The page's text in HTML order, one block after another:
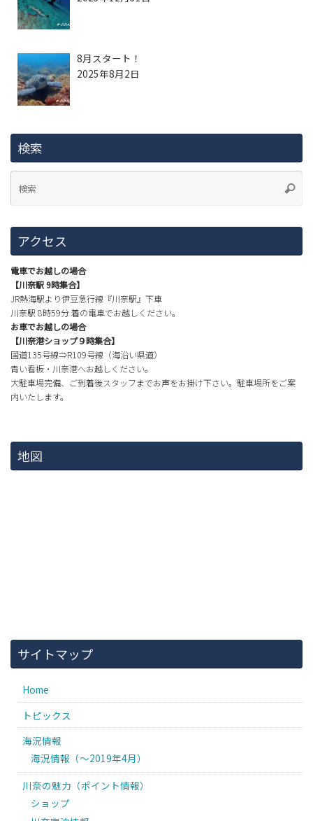
8月スタート！
2025年8月2日
検索
アクセス
電車でお越しの場合
【川奈駅 9時集合】
JR熱海駅より伊豆急行線『川奈駅』下車
川奈駅 8時59分 着の電車でお越しください。
お車でお越しの場合
【川奈港ショップ９時集合】
国道135号線⇒R109号線（海沿い県道）
青い看板・川奈港へお越しください。
大駐車場完備、ご到着後スタッフまでお声をお掛け下さい。駐車場所をご案
内いたします。
地図
サイトマップ
Home
トピックス
海況情報
海況情報（〜2019年4月）
川奈の魅力（ポイント情報）
ショップ